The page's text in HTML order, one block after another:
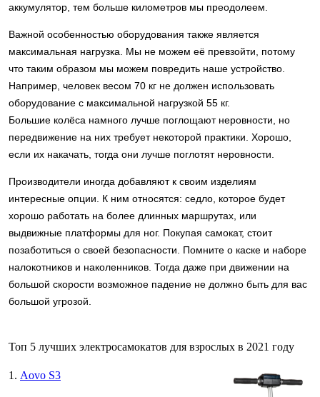
аккумулятор, тем больше километров мы преодолеем.
Важной особенностью оборудования также является
максимальная нагрузка. Мы не можем её превзойти, потому
что таким образом мы можем повредить наше устройство.
Например, человек весом 70 кг не должен использовать
оборудование с максимальной нагрузкой 55 кг.
Большие колёса намного лучше поглощают неровности, но
передвижение на них требует некоторой практики. Хорошо,
если их накачать, тогда они лучше поглотят неровности.
Производители иногда добавляют к своим изделиям
интересные опции. К ним относятся: седло, которое будет
хорошо работать на более длинных маршрутах, или
выдвижные платформы для ног. Покупая самокат, стоит
позаботиться о своей безопасности. Помните о каске и наборе
налокотников и наколенников. Тогда даже при движении на
большой скорости возможное падение не должно быть для вас
большой угрозой.
Топ 5 лучших электросамокатов для взрослых в 2021 году
1. Aovo S3